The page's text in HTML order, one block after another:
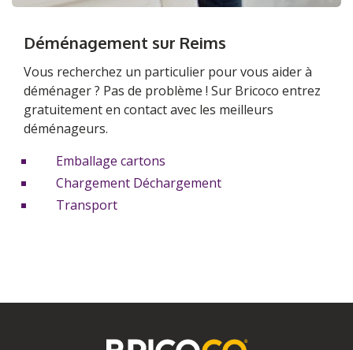
Déménagement sur Reims
Vous recherchez un particulier pour vous aider à
déménager ? Pas de problème ! Sur Bricoco entrez
gratuitement en contact avec les meilleurs
déménageurs.
Emballage cartons
Chargement Déchargement
Transport